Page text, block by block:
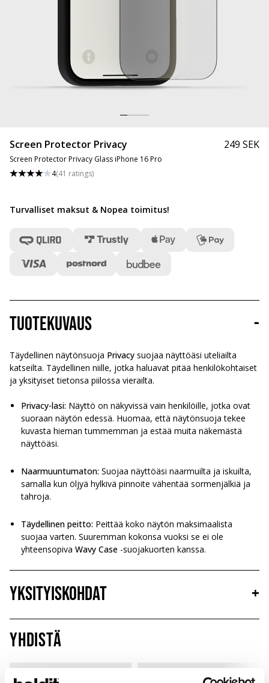
Screen Protector Privacy
Screen Protector Privacy Glass iPhone 16 Pro
4(41 ratings)
249 SEK
Turvalliset maksut & Nopea toimitus!
Tuotekuvaus -
Täydellinen näytönsuoja Privacy suojaa näyttöäsi uteliailta
katseilta. Täydellinen niille, jotka haluavat pitää henkilökohtaiset
ja yksityiset tietonsa piilossa vierailta.
Privacy-lasi: Näyttö on näkyvissä vain henkilöille, jotka ovat
suoraan näytön edessä. Huomaa, että näytönsuoja tekee
kuvasta hieman tummemman ja estää muita näkemästä
näyttöäsi.
Naarmuuntumaton:Suojaa näyttöäsi naarmuilta ja iskuilta,
samalla kun öljyä hylkivä pinnoite vähentää sormenjälkiä ja
tahroja.
Täydellinen peitto: Peittää koko näytön maksimaalista
suojaa varten. Suuremman kokonsa vuoksi se ei ole
yhteensopivaWavy Case -suojakuorten kanssa.
Yksityiskohdat
+
Yhdistä